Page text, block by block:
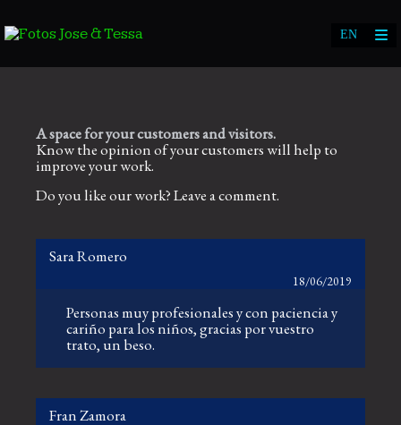
A space foryour customers and visitors.
Knowthe opinion of yourcustomerswill help to
improveyour work.
Do you likeour work?Leavea comment.
Sara Romero
18/06/2019
Personas muy profesionales y con paciencia y
cariño para los niños, gracias por vuestro
trato, un beso.
Fran Zamora